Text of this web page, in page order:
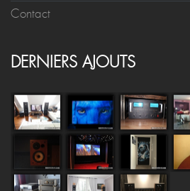
Contact
DERNIERS AJOUTS